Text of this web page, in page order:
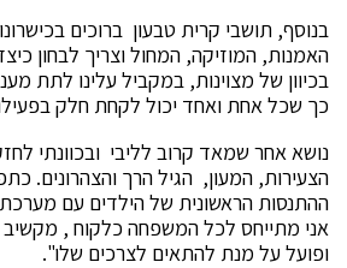
בנוסף, תושבי קרית טבעון ברוכים
האמנות, המוזיקה, המחול וצריך לבחון
בכיוון של מצוינות, במקביל עלינו לתת
כך שכל אחת ואחד יכול לקחת חלק
נושא אחר שמאד קרוב לליבי ובכוונתי
הצעירות, המעון, הגיל הרך והצהרונים.
ההתנסות הראשונית של הילדים עם מערכת
אני מתייחס לכל המשפחה כלקוח , מקשיב
ופועל על מנת להתאים לצרכים שלו".